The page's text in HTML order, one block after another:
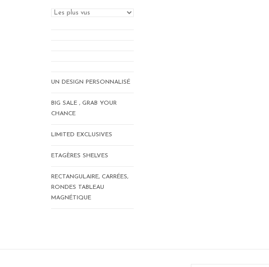
UN DESIGN PERSONNALISÉ
BIG SALE , GRAB YOUR
CHANCE
LIMITED EXCLUSIVES
ETAGÈRES SHELVES
RECTANGULAIRE, CARRÉES,
RONDES TABLEAU
MAGNÉTIQUE